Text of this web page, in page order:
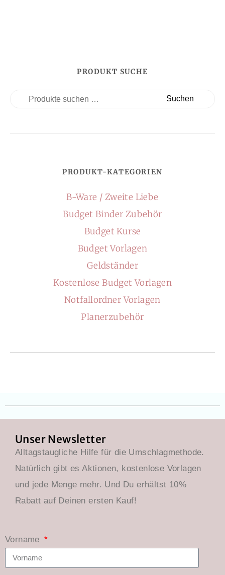
PRODUKT SUCHE
Suchen
PRODUKT-KATEGORIEN
B-Ware / Zweite Liebe
Budget Binder Zubehör
Budget Kurse
Budget Vorlagen
Geldständer
Kostenlose Budget Vorlagen
Notfallordner Vorlagen
Planerzubehör
Unser Newsletter
Alltagstaugliche Hilfe für die Umschlagmethode.
Natürlich gibt es Aktionen, kostenlose Vorlagen
und jede Menge mehr. Und Du erhältst 10%
Rabatt auf Deinen ersten Kauf!
Vorname